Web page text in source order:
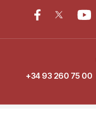
+34 93 260 75 00